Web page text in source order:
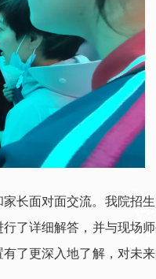
长面对面交流。我院招
了详细解答，并与现场
了更深入地了解，对未